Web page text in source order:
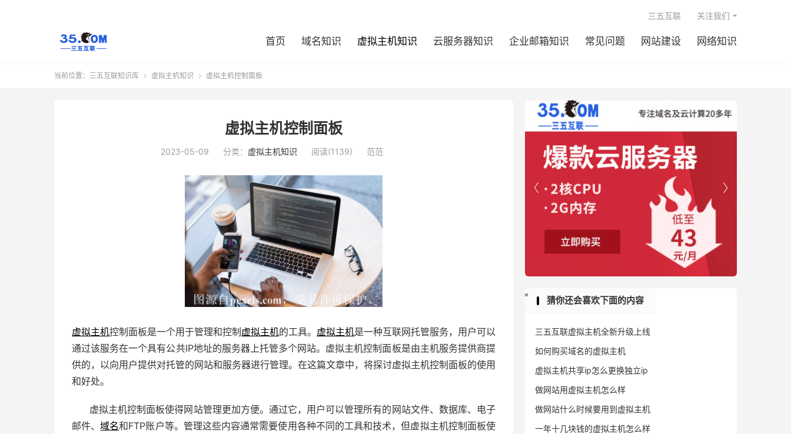
首页 域名知识 虚拟主机知识 云服务器知识 企业邮箱知识 常见问题 网站建设 网络知识
三五互联 关注我们
当前位置： 三五互联知识库  虚拟主机知识  虚拟主机控制面板
虚拟主机控制面板
2023-05-09 分类： 虚拟主机知识 阅读(1139) 范范
虚拟主机控制面板是一个用于管理和控制虚拟主机的工具。 虚拟主机是一种互联网托管服务，用户可以
通过该服务在一个具有公共IP地址的服务器上托管多个网站。虚拟主机控制面板是由主机服务提供商提
供的，以向用户提供对托管的网站和服务器进行管理。在这篇文章中，将探讨虚拟主机控制面板的使用
和好处。
虚拟主机控制面板使得网站管理更加方便。通过它，用户可以管理所有的网站文件、数据库、电子
邮件、域名和FTP账户等。管理这些内容通常需要使用各种不同的工具和技术，但虚拟主机控制面板使


猜你还会喜欢下面的内容
三五互联虚拟主机全新升级上线
如何购买域名的虚拟主机
虚拟主机共享ip怎么更换独立ip
做网站用虚拟主机怎么样
做网站什么时候要用到虚拟主机
一年十几块钱的虚拟主机怎么样